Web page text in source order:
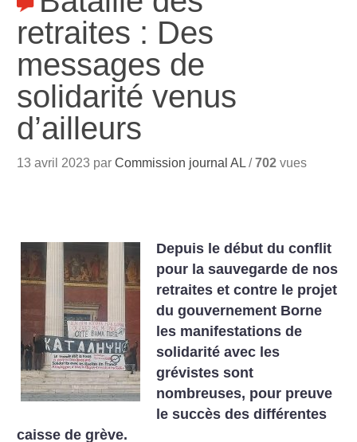
retraites : Des
messages de
solidarité venus
d’ailleurs
13 avril 2023 parCommission journal AL /702 vues
Depuis le début du conflit
pour la sauvegarde de nos
retraites et contre le projet
du gouvernement Borne
les manifestations de
solidarité avec les
grévistes sont
nombreuses, pour preuve
le succès des différentes
caisse de grève.